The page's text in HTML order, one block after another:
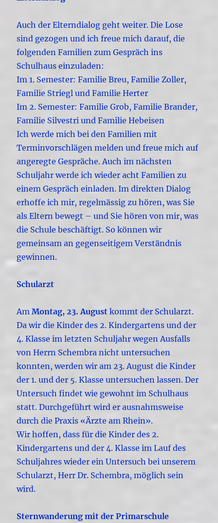
Auch der Elterndialog geht weiter. Die Lose
sind gezogen und ich freue mich darauf, die
folgenden Familien zum Gespräch ins
Schulhaus einzuladen:
Im 1. Semester: Familie Breu, Familie Zoller,
Familie Striegl und Familie Herter
Im 2. Semester: Familie Grob, Familie Brander,
Familie Silvestri und Familie Hebeisen
Ich werde mich bei den Familien mit
Terminvorschlägen melden und freue mich auf
angeregte Gespräche. Auch im nächsten
Schuljahr werde ich wieder acht Familien zu
einem Gespräch einladen. Im direkten Dialog
erhoffe ich mir, regelmässig zu hören, was Sie
als Eltern bewegt – und Sie hören von mir, was
die Schule beschäftigt. So können wir
gemeinsam an gegenseitigem Verständnis
gewinnen.
Schularzt
AmMontag, 23. August kommt der Schularzt.
Da wir die Kinder des 2. Kindergartens und der
4. Klasse im letzten Schuljahr wegen Ausfalls
von Herrn Schembra nicht untersuchen
konnten, werden wir am 23. August die Kinder
der 1. und der 5. Klasse untersuchen lassen. Der
Untersuch findet wie gewohnt im Schulhaus
statt. Durchgeführt wird er ausnahmsweise
durch die Praxis «Ärzte am Rhein».
Wir hoffen, dass für die Kinder des 2.
Kindergartens und der 4. Klasse im Lauf des
Schuljahres wieder ein Untersuch bei unserem
Schularzt, Herr Dr. Schembra, möglich sein
wird.
Sternwanderung mit der Primarschule